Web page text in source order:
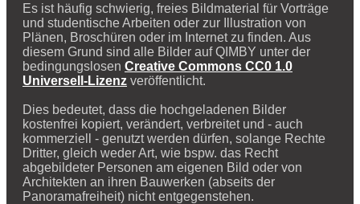
Es ist häufig schwierig, freies Bildmaterial für Vorträge
und studentische Arbeiten oder zur Illustration von
Plänen, Broschüren oder im Internet zu finden. Aus
diesem Grund sind alle Bilder auf QIMBY unter der
bedingungslosen Creative Commons CC0 1.0
Universell-Lizenz veröffentlicht.
Dies bedeutet, dass die hochgeladenen Bilder
kostenfrei kopiert, verändert, verbreitet und - auch
kommerziell - genutzt werden dürfen, solange Rechte
Dritter, gleich weder Art, wie bspw. das Recht
abgebildeter Personen am eigenen Bild oder von
Architekten an ihren Bauwerken (abseits der
Panoramafreiheit) nicht entgegenstehen.